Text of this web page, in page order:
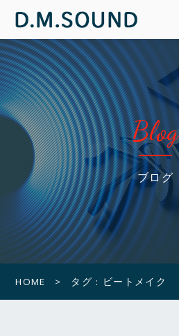
Blog
ブログ
HOME タグ : ビートメイク